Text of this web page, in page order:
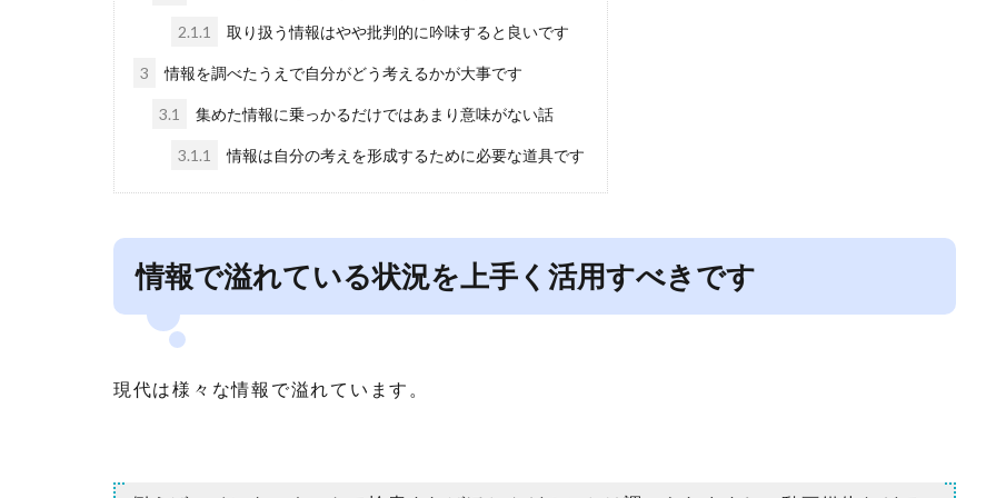
2.1.1 取り扱う情報はやや批判的に吟味すると良いです
3 情報を調べたうえで自分がどう考えるかが大事です
3.1 集めた情報に乗っかるだけではあまり意味がない話
3.1.1 情報は自分の考えを形成するために必要な道具です
情報で溢れている状況を上手く活用すべきです
現代は様々な情報で溢れています。